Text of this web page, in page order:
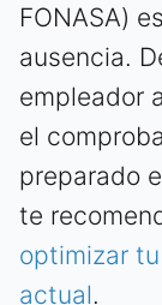
FONASA)
ausencia.
empleador
el
preparado
te
optimizar
actual.